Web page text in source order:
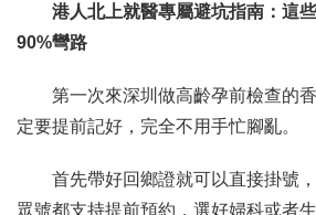
港人北上就醫專屬避坑指南：這
90%彎路
第一次來深圳做高齡孕前檢查的
定要提前記好，完全不用手忙腳亂。
首先帶好回鄉證就可以直接掛號
眾號都支持提前預約，選好婦科或者